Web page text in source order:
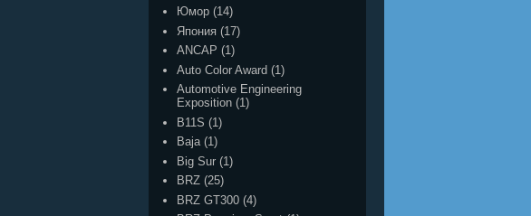
Юмор (14)
Япония (17)
ANCAP (1)
Auto Color Award (1)
Automotive Engineering
Exposition (1)
B11S (1)
Baja (1)
Big Sur (1)
BRZ (25)
BRZ GT300 (4)